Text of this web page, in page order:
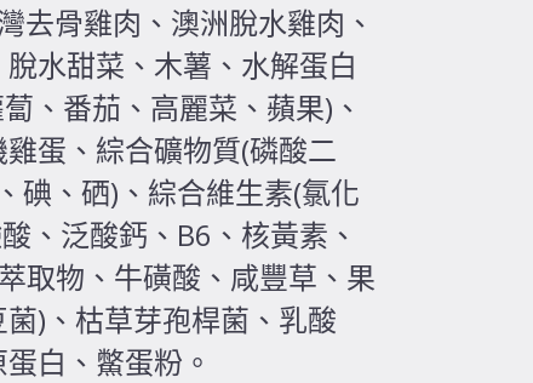
去骨雞肉、澳洲脫水雞肉、
水甜菜、木薯、水解蛋白
、番茄、高麗菜、蘋果)、
蛋、綜合礦物質(磷酸二
碘、硒)、綜合維生素(氯化
、泛酸鈣、B6、核黃素、
取物、牛磺酸、咸豐草、果
)、枯草芽孢桿菌、乳酸
白、鱉蛋粉。